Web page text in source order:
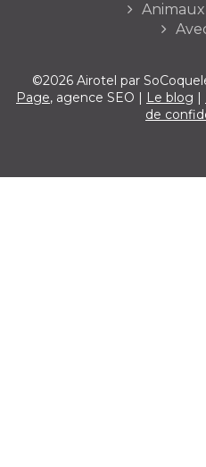
©2026 Airotel par
Page, agence SEO | Le blog |
de